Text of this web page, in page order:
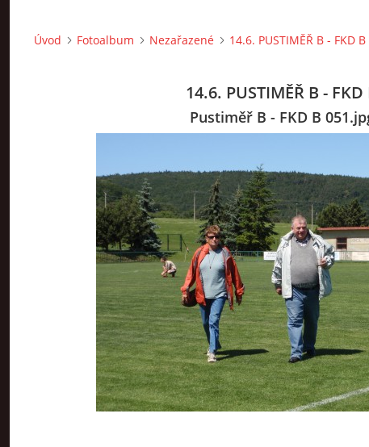
Úvod Fotoalbum Nezařazené 14.6. PUSTIMĚŘ B - FKD B
14.6. PUSTIMĚŘ B - FKD
Pustiměř B - FKD B